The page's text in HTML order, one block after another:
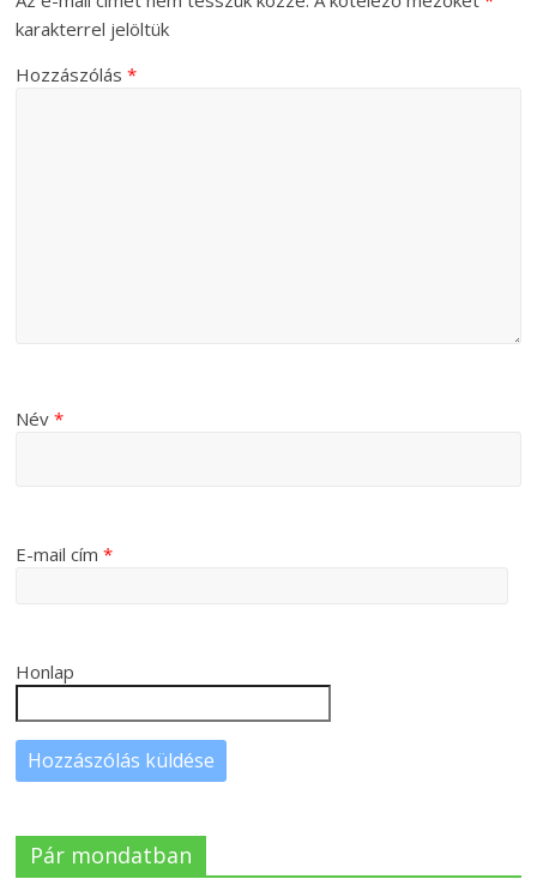
karakterrel jelöltük
Hozzászólás*
Név*
E-mail cím*
Honlap
Pár mondatban